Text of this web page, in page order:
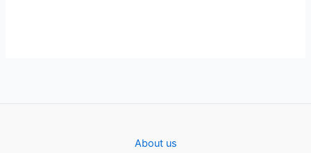
About us